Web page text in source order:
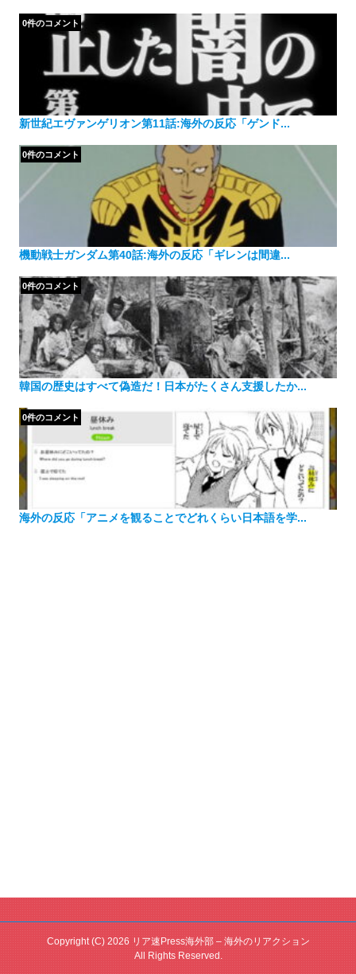
新世紀エヴァンゲリオン第11話:海外の反応「ゲンド...
0件のコメント
機動戦士ガンダム第40話:海外の反応「ギレンは間違...
0件のコメント
韓国の歴史はすべて偽造だ！日本がたくさん支援したか...
0件のコメント
海外の反応「アニメを観ることでどれくらい日本語を学...
0件のコメント
Copyright (C) 2026 リア速Press海外部 – 海外のリアクション
All Rights Reserved.